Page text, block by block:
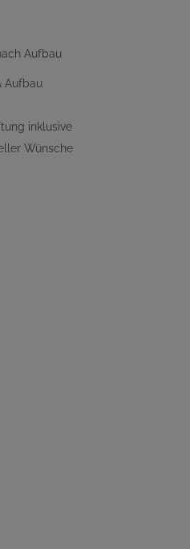
Aufbau
Aufbau
inklusive
Wünsche